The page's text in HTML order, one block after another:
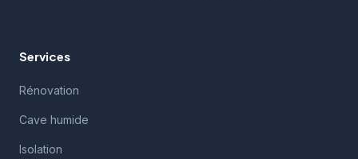
Services
Rénovation
Cave humide
Isolation